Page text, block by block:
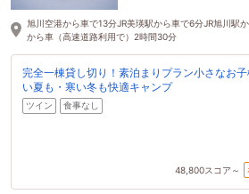
旭川空港から車で13分JR美瑛駅から車で6分JR旭川駅
から車（高速道路利用で）2時間30分
完全一棟貸し切り！素泊まりプラン小さなお
い夏も・寒い冬も快適キャンプ
ツイン 食事なし
48,800スコア～